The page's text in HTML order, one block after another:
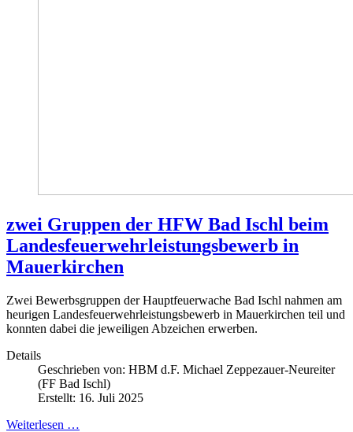
zwei Gruppen der HFW Bad Ischl beim
Landesfeuerwehrleistungsbewerb in
Mauerkirchen
Zwei Bewerbsgruppen der Hauptfeuerwache Bad Ischl nahmen am
heurigen Landesfeuerwehrleistungsbewerb in Mauerkirchen teil und
konnten dabei die jeweiligen Abzeichen erwerben.
Details
Geschrieben von: HBM d.F. Michael Zeppezauer-Neureiter
(FF Bad Ischl)
Erstellt: 16. Juli 2025
Weiterlesen …